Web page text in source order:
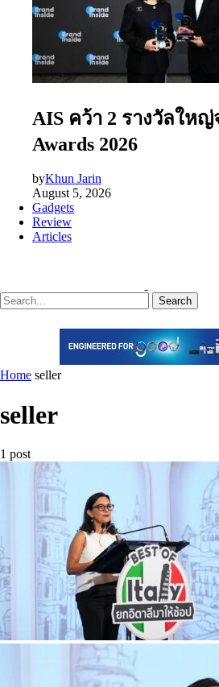
AIS คว้า 2 รางวัลใหญ่
Awards 2026
byKhun Jarin
August 5, 2026
Gadgets
Review
Articles
Search
Home seller
seller
1 post